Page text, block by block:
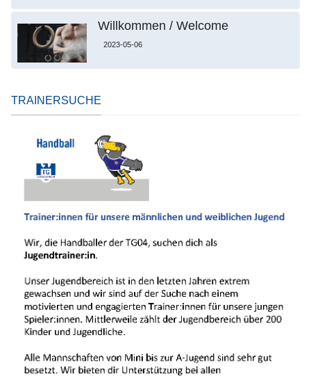
Willkommen / Welcome
2023-05-06
TRAINERSUCHE